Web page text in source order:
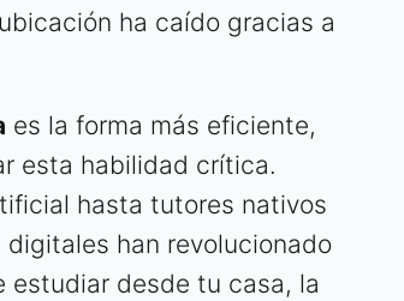
ha caído gracias a
es la forma más eficiente,
esta habilidad crítica.
hasta tutores nativos
han revolucionado
desde tu casa, la